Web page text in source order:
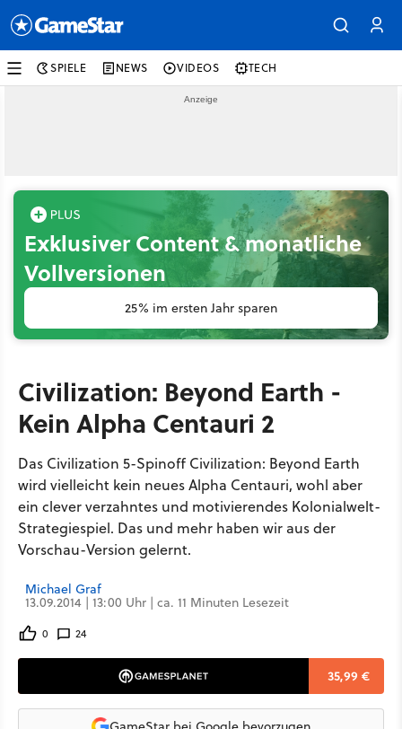
SPIELE NEWS VIDEOS TECH
Exklusiver Content & monatliche
Vollversionen
25% im ersten Jahr sparen
Civilization: Beyond Earth -
Kein Alpha Centauri 2
Das Civilization 5-Spinoff Civilization: Beyond Earth
wird vielleicht kein neues Alpha Centauri, wohl aber
ein clever verzahntes und motivierendes Kolonialwelt-
Strategiespiel. Das und mehr haben wir aus der
Vorschau-Version gelernt.
Michael Graf
13.09.2014 | 13:00 Uhr | ca. 11 Minuten Lesezeit
0 24
35,99 €